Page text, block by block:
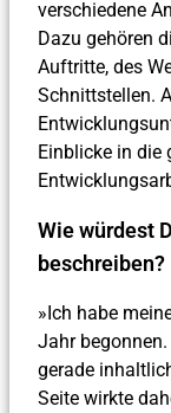
verschiedene
Dazu gehören
Auftritte, des
Schnittstellen.
Einblicke in die
Wie würdest
beschreiben?
»Ich habe
Jahr
gerade
Seite wirkte